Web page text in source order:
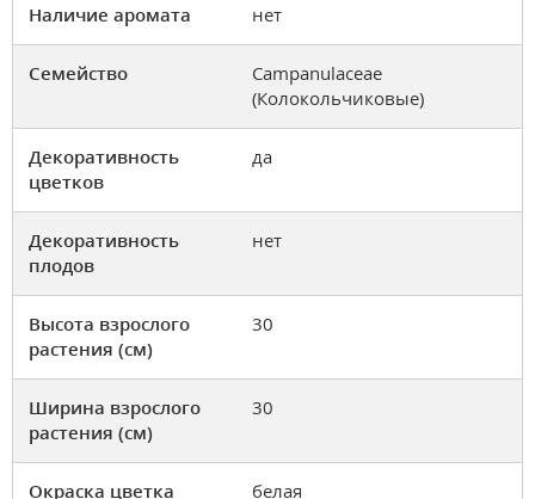
Наличие аромата нет
Семейство
Campanulaceae
(Колокольчиковые)
Декоративность
цветков
да
Декоративность
плодов
нет
Высота взрослого
растения (см)
30
Ширина взрослого
растения (см)
30
Окраска цветка белая